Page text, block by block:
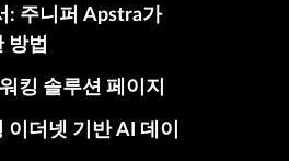
: 주니퍼 Apstra가
방법
킹 솔루션 페이지
더넷 기반 AI 데이